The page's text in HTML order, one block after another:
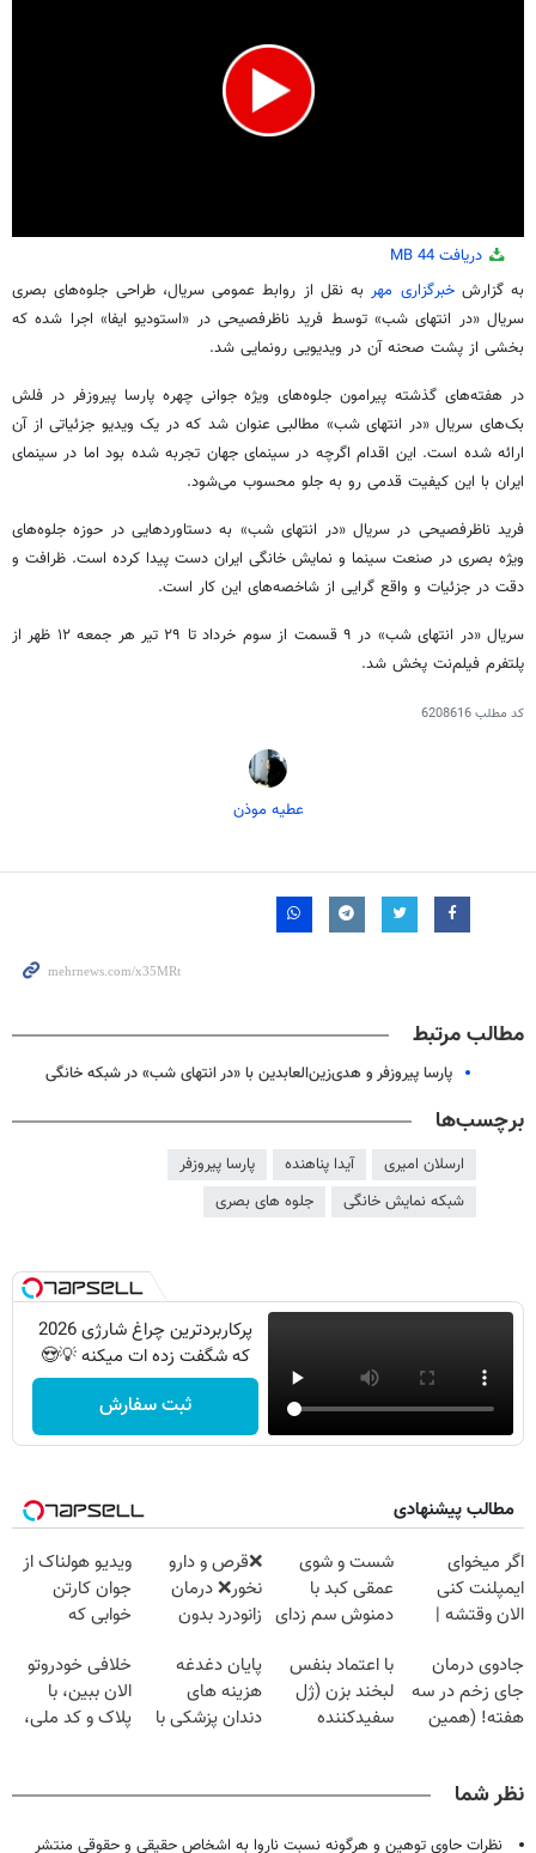
0
of
1
minute,
دریافت 44 MB
به گزارشخبرگزاری مهربه نقل از روابط عمومی سریال، طراحی جلوه‌های بصری
سریال «در انتهای شب» توسط فرید ناظرفصیحی در «استودیو ایفا» اجرا شده که
بخشی از پشت صحنه آن در ویدیویی رونمایی شد.
در هفته‌های گذشته پیرامون جلوه‌های ویژه جوانی چهره پارسا پیروزفر در فلش
بک‌های سریال «در انتهای شب» مطالبی عنوان شد که در یک ویدیو جزئیاتی از آن
ارائه شده است. این اقدام اگرچه در سینمای جهان تجربه شده بود اما در سینمای
ایران با این کیفیت قدمی رو به جلو محسوب می‌شود.
فرید ناظرفصیحی در سریال «در انتهای شب» به دستاوردهایی در حوزه جلوه‌های
ویژه بصری در صنعت سینما و نمایش خانگی ایران دست پیدا کرده است. ظرافت و
دقت در جزئیات و واقع گرایی از شاخصه‌های این کار است.
سریال «در انتهای شب» در ۹ قسمت از سوم خرداد تا ۲۹ تیر هر جمعه ۱۲ ظهر از
پلتفرم فیلم‌نت پخش شد.
کد مطلب6208616
عطیه موذن
مطالب مرتبط
پارسا پیروزفر و هدی‌زین‌العابدین با «در انتهای شب» در شبکه خانگی
برچسب‌ها
ارسلان امیری آیدا پناهنده
پارسا پیروزفر
شبکه نمایش خانگی
جلوه های بصری
پرکاربردترین چراغ شارژی 2026
که شگفت زده ات میکنه 💡😍
ثبت سفارش
مطالب پیشنهادی
اگر میخوای
ایمپلنت کنی
الان وقتشه |
میلیون تومان!!!
شست و شوی
عمقی کبد با
دمنوش سم زدای
❌قرص‌ و دارو
نخور❌ درمان
زانودرد بدون
ویدیو هولناک از
جوان کارتن
خوابی که
آموزش رایگان
جادوی درمان
جای زخم در سه
هفته! (همین
با اعتماد بنفس
لبخند بزن (ژل
سفیدکننده
پایان دغدغه
هزینه های
دندان پزشکی با
خلافی خودروتو
الان ببین، با
پلاک و کد ملی،
نظر شما
نظرات حاوی توهین و هرگونه نسبت ناروا به اشخاص حقیقی و حقوقی منتشر